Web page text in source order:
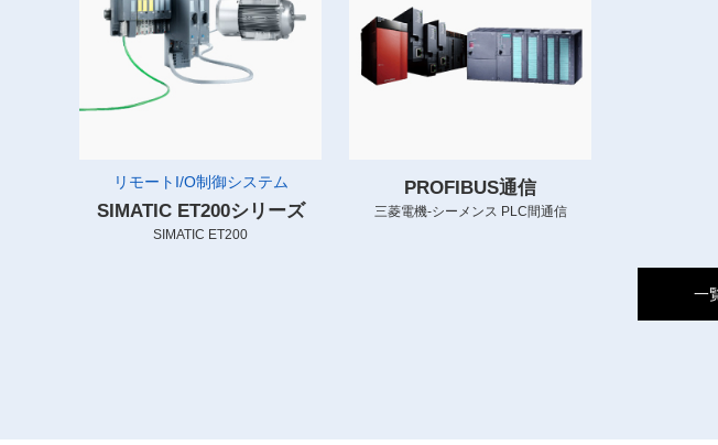
リモートI/O制御システム
SIMATIC ET200シリーズ
SIMATIC ET200
PROFIBUS通信
三菱電機-シーメンス PLC間通信
一